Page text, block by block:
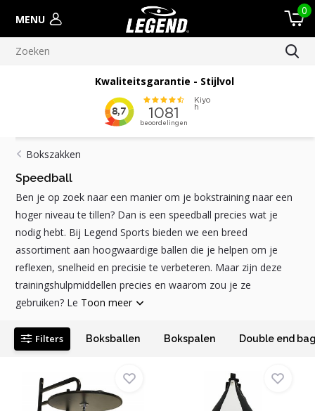
MENU
0
Kwaliteitsgarantie - Stijlvol
Bokszakken
Speedball
Ben je op zoek naar een manier om je bokstraining naar een
hoger niveau te tillen? Dan is een speedball precies wat je
nodig hebt. Bij Legend Sports bieden we een breed
assortiment aan hoogwaardige ballen die je helpen om je
reflexen, snelheid en precisie te verbeteren. Maar zijn deze
trainingshulpmiddellen precies en waarom zou je ze
gebruiken? Le Toon meer
Filters Boksballen Bokspalen Double end